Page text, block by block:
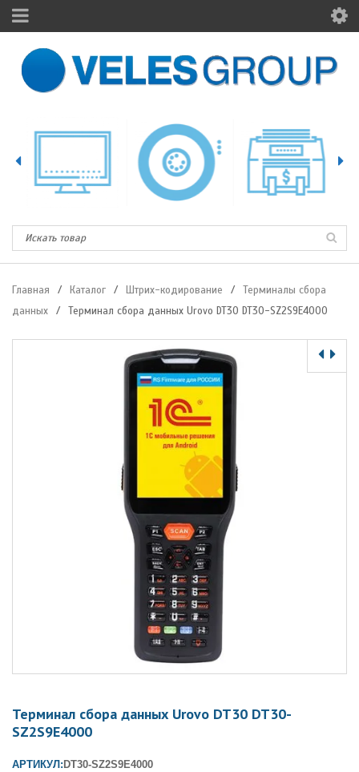
Главная / Каталог / Штрих-кодирование /
Терминалы сбора
данных
/ Терминал сбора данных Urovo DT30 DT30-SZ2S9E4000
Терминал сбора данных Urovo DT30 DT30-
SZ2S9E4000
АРТИКУЛ: DT30-SZ2S9E4000